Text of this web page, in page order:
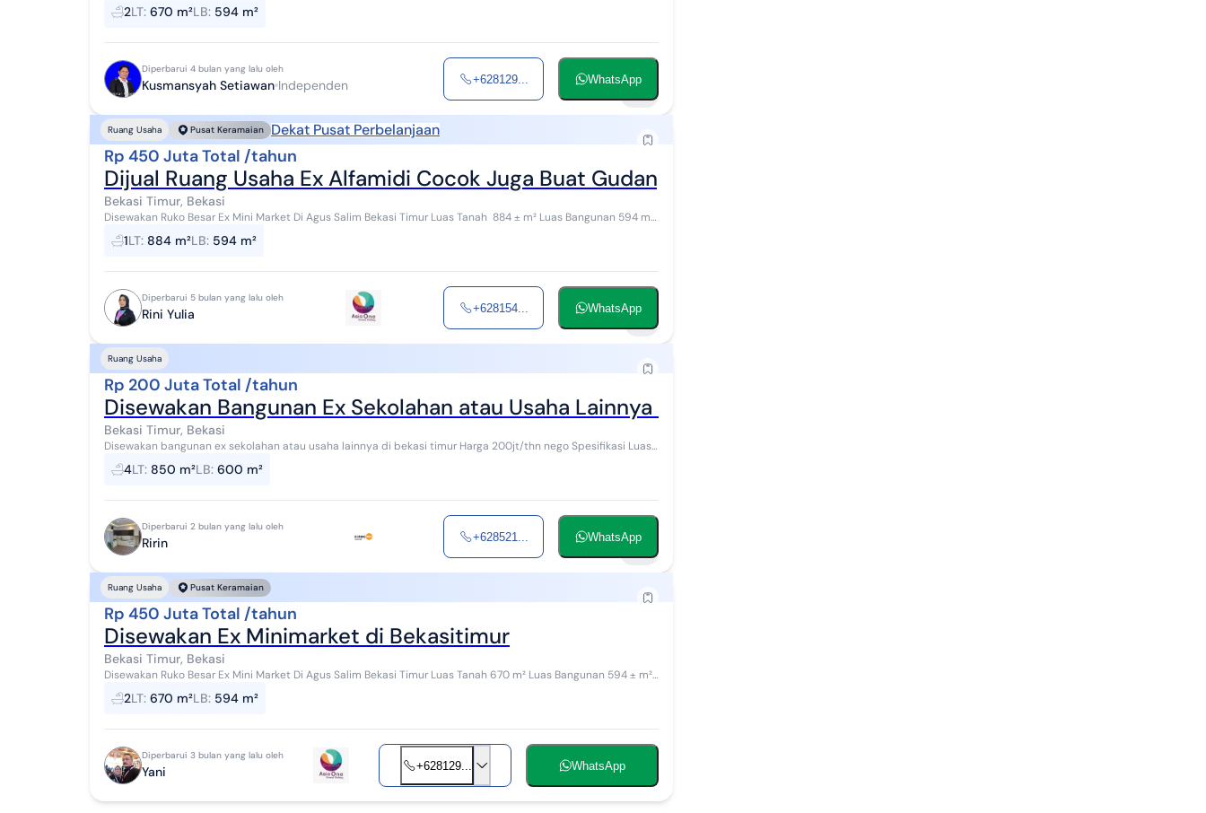
2LT: 670 m²LB: 594 m²
Diperbarui 4 bulan yang lalu oleh
Kusmansyah Setiawan Independen +628129... WhatsApp
Ruang Usaha Pusat Keramaian Dekat Pusat Perbelanjaan
Rp 450 Juta Total /tahun
Dijual Ruang Usaha Ex Alfamidi Cocok Juga Buat Gudang di Agus Salim Bekasi Tinur
Bekasi Timur, Bekasi
Disewakan Ruko Besar Ex Mini Market Di Agus Salim Bekasi Timur Luas Tanah 884 ± m² Luas Bangunan 594 m²
Lebar Muka Ruko 24,5 m² Panjang Ruk...
1LT: 884 m²LB: 594 m²
Diperbarui 5 bulan yang lalu oleh
Rini Yulia +628154... WhatsApp
Ruang Usaha
Rp 200 Juta Total /tahun
Disewakan Bangunan Ex Sekolahan atau Usaha Lainnya di Bekasi Timur
Bekasi Timur, Bekasi
Disewakan bangunan ex sekolahan atau usaha lainnya di bekasi timur Harga 200jt/thn nego Spesifikasi Luas
tanah 850 Luas bangunan 600 Listrik 5500...
4LT: 850 m²LB: 600 m²
Diperbarui 2 bulan yang lalu oleh
Ririn +628521... WhatsApp
Ruang Usaha Pusat Keramaian
Rp 450 Juta Total /tahun
Disewakan Ex Minimarket di Bekasitimur
Bekasi Timur, Bekasi
Disewakan Ruko Besar Ex Mini Market Di Agus Salim Bekasi Timur Luas Tanah 670 m² Luas Bangunan 594 ± m²
Lebar Muka Ruko 24,5 m² Panjang Ruk...
2LT: 670 m²LB: 594 m²
Diperbarui 3 bulan yang lalu oleh
Yani +628129... WhatsApp